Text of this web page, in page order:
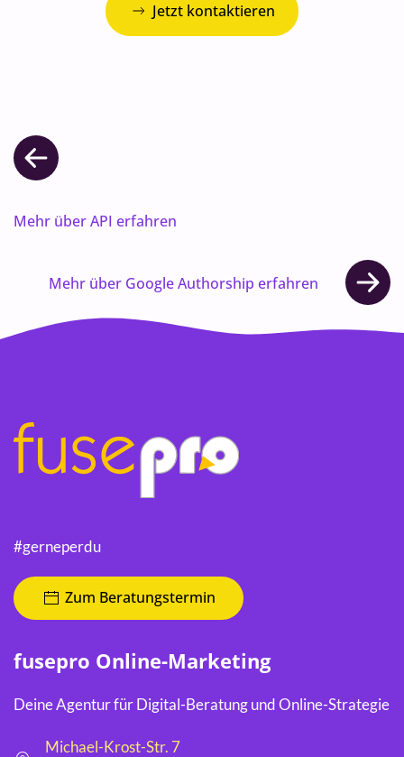
Jetzt kontaktieren
Mehr über API erfahren
Mehr über Google Authorship erfahren
#gerneperdu
Zum Beratungstermin
fusepro Online-Marketing
Deine Agentur für Digital-Beratung und Online-Strategie
Michael-Krost-Str. 7